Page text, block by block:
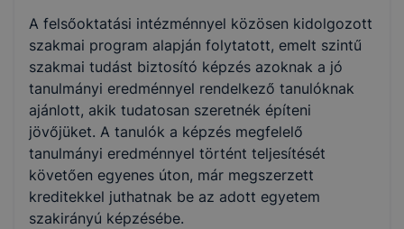
A felsőoktatási intézménnyel közösen kidolgozott
szakmai program alapján folytatott, emelt szintű
szakmai tudást biztosító képzés azoknak a jó
tanulmányi eredménnyel rendelkező tanulóknak
ajánlott, akik tudatosan szeretnék építeni
jövőjüket. A tanulók a képzés megfelelő
tanulmányi eredménnyel történt teljesítését
követően egyenes úton, már megszerzett
kreditekkel juthatnak be az adott egyetem
szakirányú képzésébe.